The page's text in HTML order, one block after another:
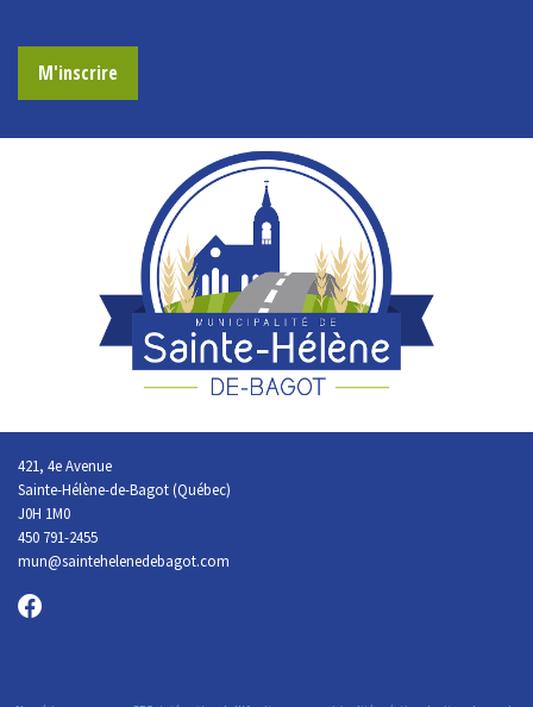
M'inscrire
421, 4e Avenue
Sainte-Hélène-de-Bagot (Québec)
J0H 1M0
450 791-2455
mun@saintehelenedebagot.com